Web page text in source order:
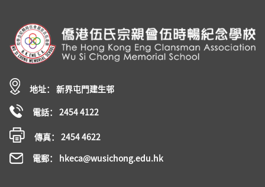
地址： 新界屯門建生邨
電話： 2454 4122
傳真： 2454 4622
電郵： hkeca@wusichong.edu.hk